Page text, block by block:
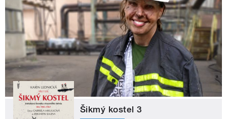
Šikmý kostel 3